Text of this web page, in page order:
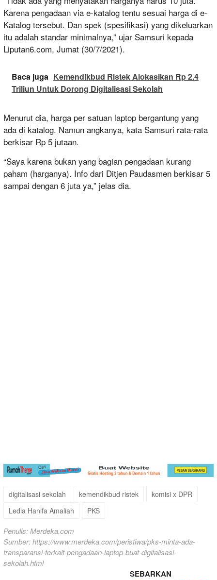
Karena pengadaan via e-katalog tentu sesuai harga di e-
Katalog tersebut. Dan spek (spesifikasi) yang dikeluarkan
itu adalah standar minimalnya,” ujar Samsuri kepada
Liputan6.com, Jumat (30/7/2021).
Baca juga Kemendikbud Ristek Alokasikan Rp 2.4
Triliun Untuk Dorong Digitalisasi Sekolah
Menurut dia, harga per satuan laptop bergantung yang
ada di katalog. Namun angkanya, kata Samsuri rata-rata
berkisar Rp 5 jutaan.
“Saya karena bukan yang bagian pengadaan kurang
paham (harganya). Info dari Ditjen Paudasmen berkisar 5
sampai dengan 6 juta ya,” jelas dia.
digitalisasi sekolah kemendikbud ristek
komisi x DPR
Ledia Hanifa Amaliah
PKS
Penulis: Merdeka.com
Sumber:https://www.merdeka.com/peristiwa/pks-minta-ada-
transparansi-terkait-pengadaan-laptop-buat-digitalisasi-
sekolah.html
SEBARKAN